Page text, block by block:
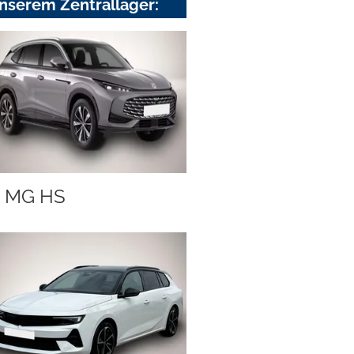
Zentrallager:
MG HS